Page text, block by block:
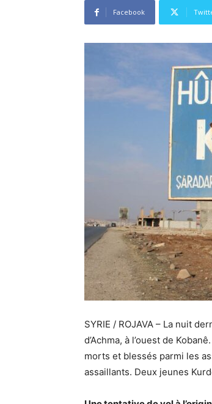
Facebook
SYRIE / ROJAVA – La nuit
d’Achma, à l’ouest de
morts et blessés parmi les
assaillants. Deux jeunes